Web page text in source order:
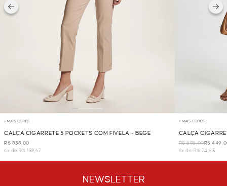
+ MAIS CORES
CALÇA CIGARRETE 5 POCKETS COM FIVELA - BEGE
R$ 838,00
6x de R$ 139,67
+ MAIS CORES
CALÇA
R$ 898,00R$
6x de R$ 74,83
NEWSLETTER